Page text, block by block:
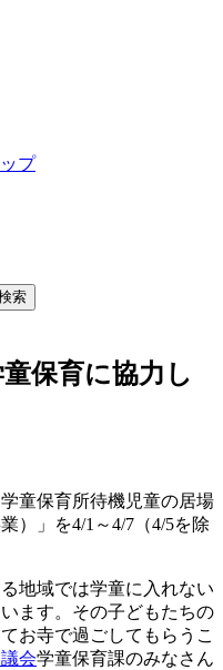
プ
保育に協力し
童保育所待機児童の居場
）」を4/1～4/7（4/5を除
地域では学童に入れない
ます。その子どもたちの
お寺で過ごしてもらうこ
会学童保育課のみなさん